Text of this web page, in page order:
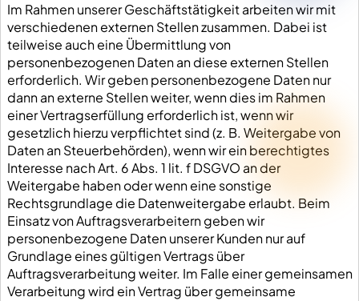
Im Rahmen unserer Geschäftstätigkeit arbeiten wir mit
verschiedenen externen Stellen zusammen. Dabei ist
teilweise auch eine Übermittlung von
personenbezogenen Daten an diese externen Stellen
erforderlich. Wir geben personenbezogene Daten nur
dann an externe Stellen weiter, wenn dies im Rahmen
einer Vertragserfüllung erforderlich ist, wenn wir
gesetzlich hierzu verpflichtet sind (z. B. Weitergabe von
Daten an Steuerbehörden), wenn wir ein berechtigtes
Interesse nach Art. 6 Abs. 1 lit. f DSGVO an der
Weitergabe haben oder wenn eine sonstige
Rechtsgrundlage die Datenweitergabe erlaubt. Beim
Einsatz von Auftragsverarbeitern geben wir
personenbezogene Daten unserer Kunden nur auf
Grundlage eines gültigen Vertrags über
Auftragsverarbeitung weiter. Im Falle einer gemeinsamen
Verarbeitung wird ein Vertrag über gemeinsame